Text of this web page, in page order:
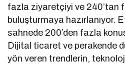
fazla ziyaretçiyi ve 240’tan
buluşturmaya hazırlanıyor.
sahnede 200’den fazla
Dijital ticaret ve perakende
yön veren trendlerin,